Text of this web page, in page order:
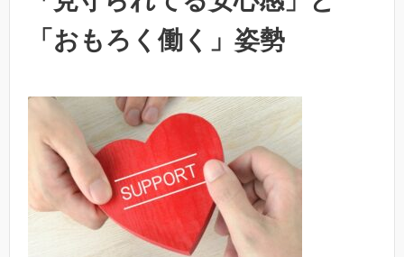
「おもろく働く」姿勢